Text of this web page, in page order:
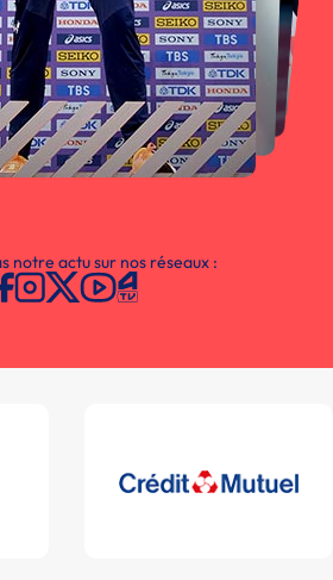
notre actu sur nos réseaux :